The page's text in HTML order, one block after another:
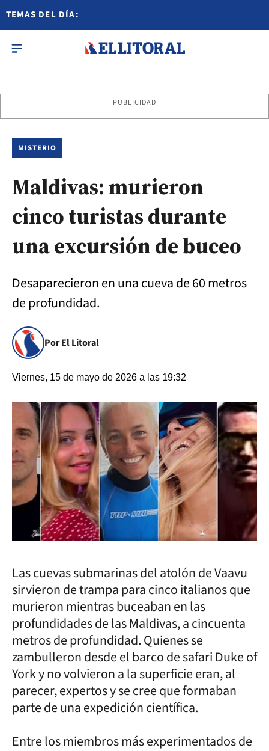
TEMAS DEL DÍA:
PUBLICIDAD
MISTERIO
Maldivas: murieron
cinco turistas durante
una excursión de buceo
Desaparecieron en una cueva de 60 metros
de profundidad.
Por El Litoral
Viernes, 15 de mayo de 2026 a las 19:32
Las cuevas submarinas del atolón de Vaavu
sirvieron de trampa para cinco italianos que
murieron mientras buceaban en las
profundidades de las Maldivas, a cincuenta
metros de profundidad. Quienes se
zambulleron desde el barco de safari Duke of
York y no volvieron a la superficie eran, al
parecer, expertos y se cree que formaban
parte de una expedición científica.
Entre los miembros más experimentados de